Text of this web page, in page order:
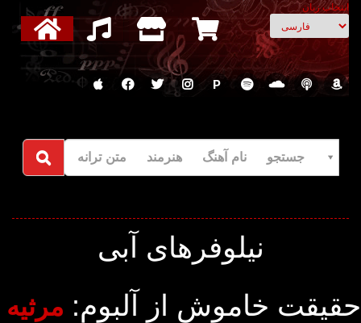
انتخاب زبان
P
جستجو نام آهنگ هنرمند متن ترانه
نیلوفرهای آبی
حقیقت خاموش از آلبوم: مرثیه